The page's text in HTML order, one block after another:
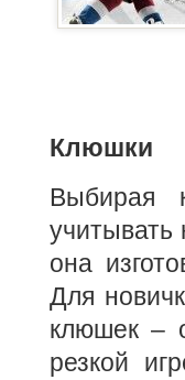
Клюшки
Выбирая
учитывать
она
Для
клюшек –
резкой